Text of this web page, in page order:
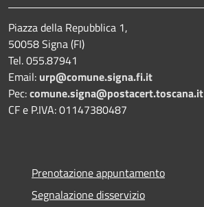
Piazza della Repubblica 1,
50058 Signa (FI)
Tel. 055.87941
Email: urp@comune.signa.fi.it
Pec:comune.signa@postacert.toscana.it
CF e P.IVA: 01147380487
Prenotazione appuntamento
Segnalazione disservizio